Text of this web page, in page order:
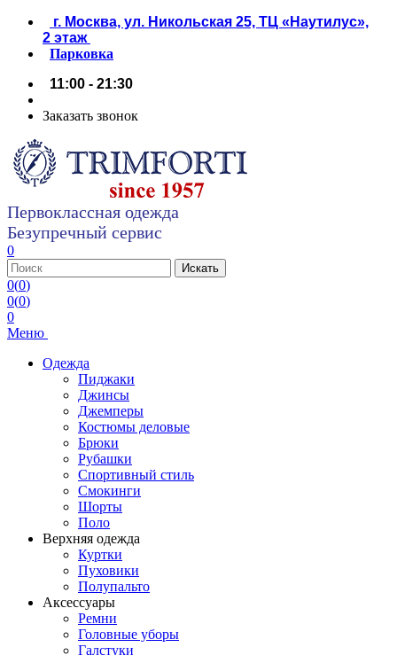
г. Москва, ул. Никольская 25, ТЦ «Наутилус»,
2 этаж
Парковка
11:00 - 21:30
Заказать звонок
Первоклассная одежда
Безупречный сервис
0
0(0)
0(0)
0
Меню
Одежда
Пиджаки
Джинсы
Джемперы
Костюмы деловые
Брюки
Рубашки
Спортивный стиль
Смокинги
Шорты
Поло
Верхняя одежда
Куртки
Пуховики
Полупальто
Аксессуары
Ремни
Головные уборы
Галстуки